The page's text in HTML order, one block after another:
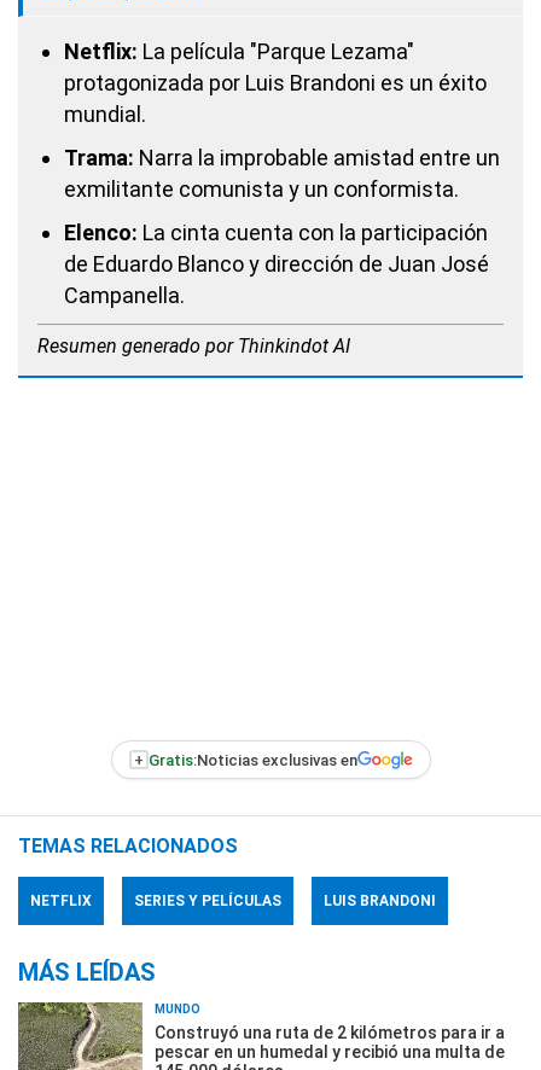
Netflix: La película "Parque Lezama"
protagonizada por Luis Brandoni es un éxito
mundial.
Trama: Narra la improbable amistad entre un
exmilitante comunista y un conformista.
Elenco: La cinta cuenta con la participación
de Eduardo Blanco y dirección de Juan José
Campanella.
Resumen generado por Thinkindot AI
+ Gratis:Noticias exclusivas en
TEMAS RELACIONADOS
NETFLIX SERIES Y PELÍCULAS LUIS BRANDONI
MÁS LEÍDAS
MUNDO
Construyó una ruta de 2 kilómetros para ir a
pescar en un humedal y recibió una multa de